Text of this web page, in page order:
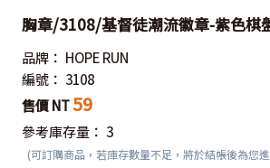
胸章/3108/基督徒潮流徽章-紫色棋
品牌： HOPE RUN
編號： 3108
售價 NT59
參考庫存量： 3
(可訂購商品，若庫存數量不足，將於結帳後為您